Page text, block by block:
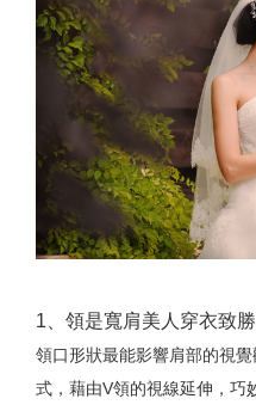
1、領是寬肩美人穿衣致
領口形狀最能影響肩部的視
式，藉由V領的視線延伸，巧